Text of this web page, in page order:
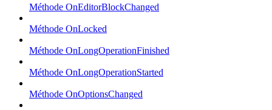
Méthode OnEditorBlockChanged
Méthode OnLocked
Méthode OnLongOperationFinished
Méthode OnLongOperationStarted
Méthode OnOptionsChanged